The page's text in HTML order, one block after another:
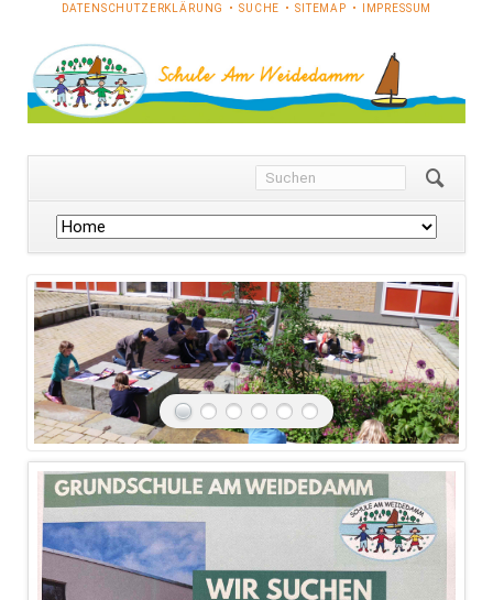
NAVIGATION
DATENSCHUTZERKLÄRUNG SUCHE SITEMAP IMPRESSUM
Navigation
überspringen